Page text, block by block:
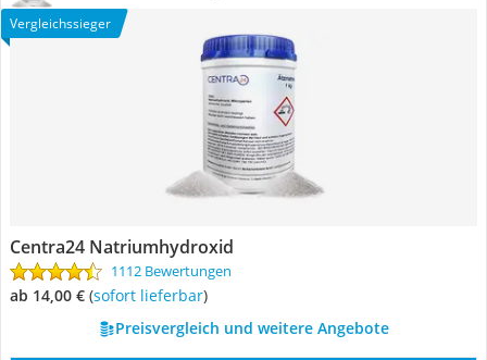
Vergleichssieger
Centra24 Natriumhydroxid
1112 Bewertungen
ab 14,00 € ( Sofort lieferbar)
Preisvergleich und weitere Angebote